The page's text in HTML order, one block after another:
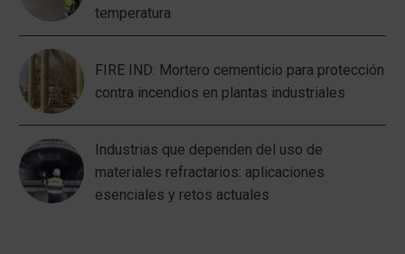
temperatura
FIRE IND: Mortero cementicio para protección
contra incendios en plantas industriales
Industrias que dependen del uso de
materiales refractarios: aplicaciones
esenciales y retos actuales